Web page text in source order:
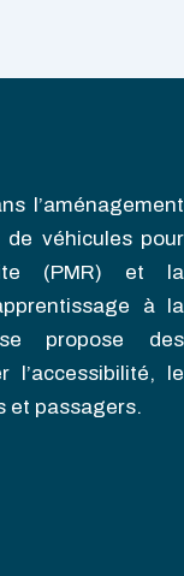
l’aménagement
de véhicules pour
(PMR) et la
à la
propose des
l’accessibilité, le
et passagers.